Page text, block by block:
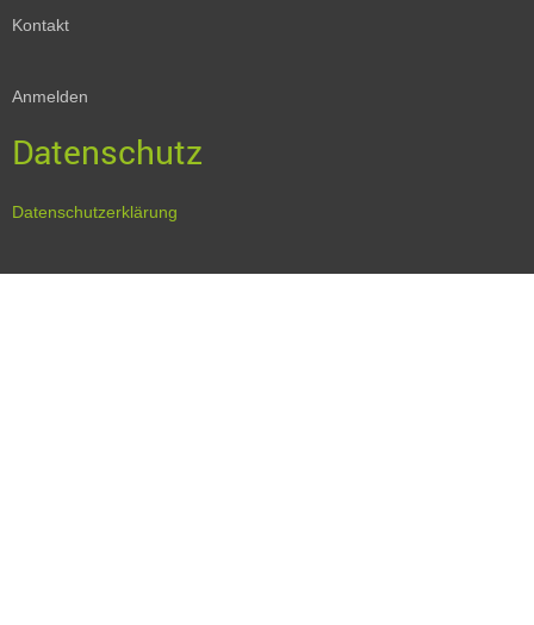
Kontakt
Anmelden
Datenschutz
Datenschutzerklärung